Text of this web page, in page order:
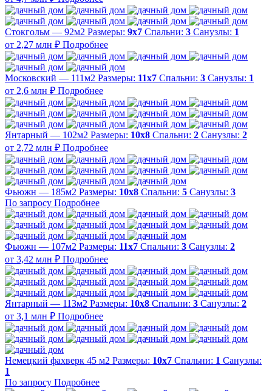
Стокгольм — 92м2 Размеры: 9х7 Спальни: 3 Санузлы: 1
от 2,27 млн ₽ Подробнее
Московский — 111м2 Размеры: 11х7 Спальни: 3 Санузлы: 1
от 2,6 млн ₽ Подробнее
Янтарный — 102м2 Размеры: 10х8 Спальни: 2 Санузлы: 2
от 2,72 млн ₽ Подробнее
Фьюжн — 185м2 Размеры: 10х8 Спальни: 5 Санузлы: 3
По запросу Подробнее
Фьюжн — 107м2 Размеры: 11х7 Спальни: 3 Санузлы: 2
от 3,42 млн ₽ Подробнее
Янтарный — 113м2 Размеры: 10х8 Спальни: 3 Санузлы: 2
от 3,1 млн ₽ Подробнее
Немецкий фахверк 45 м2 Размеры: 10х7 Спальни: 1 Санузлы:
1
По запросу Подробнее